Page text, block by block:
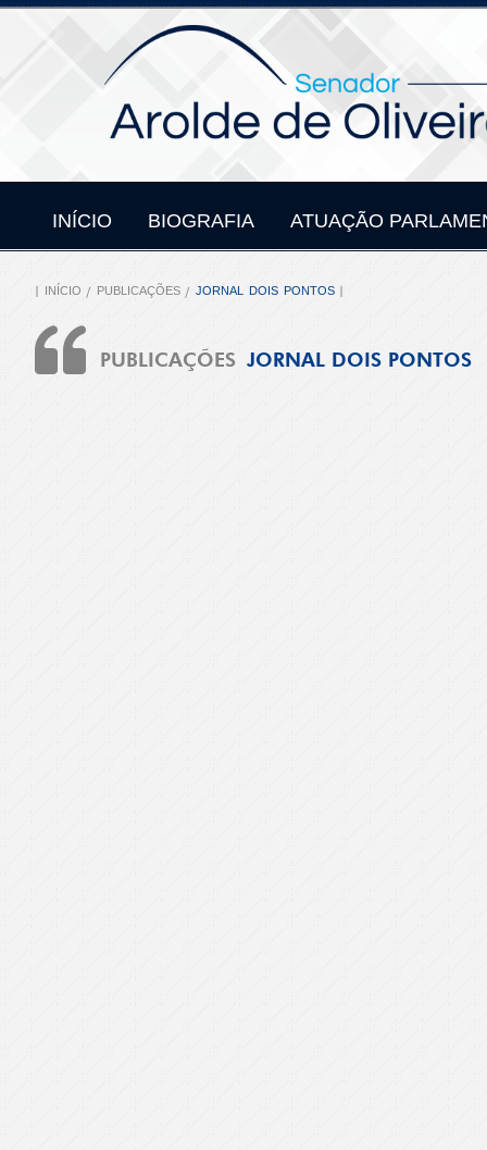
INÍCIO BIOGRAFIA ATUAÇÃO
INÍCIO PUBLICAÇÕES JORNAL DOIS PONTOS
PUBLICAÇÕES JORNAL DOIS PONTOS